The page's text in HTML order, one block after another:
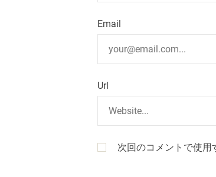
Email
Url
次回のコメントで使用